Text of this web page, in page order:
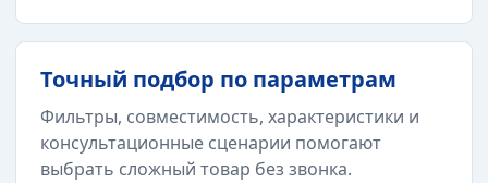
Точный подбор по параметрам
Фильтры, совместимость, характеристики и
консультационные сценарии помогают
выбрать сложный товар без звонка.